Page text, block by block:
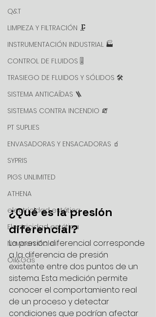
Q&T
LIMPIEZA Y FILTRACIÓN 🗜️
INSTRUMENTACIÓN INDUSTRIAL 🏭
CONTROL DE FLUIDOS 🎚️
TRASIEGO DE FLUIDOS Y SÓLIDOS 🛠️
SISTEMA ANTICAÍDAS 🪜
SISTEMAS CONTRA INCENDIO 🧯
PT SUPLIES
ENVASADORAS Y ENSACADORAS 🧃
SYPRIS
PIGS UNLIMITED
ATHENA
electricidad estática
Electricidad estática
Newson Gale
Oil&Gas
¿Qué es la presión
diferencial?
La presión diferencial corresponde
a la diferencia de presión
existente entre dos puntos de un
sistema. Esta medición permite
conocer el comportamiento real
de un proceso y detectar
condiciones que podrían afectar